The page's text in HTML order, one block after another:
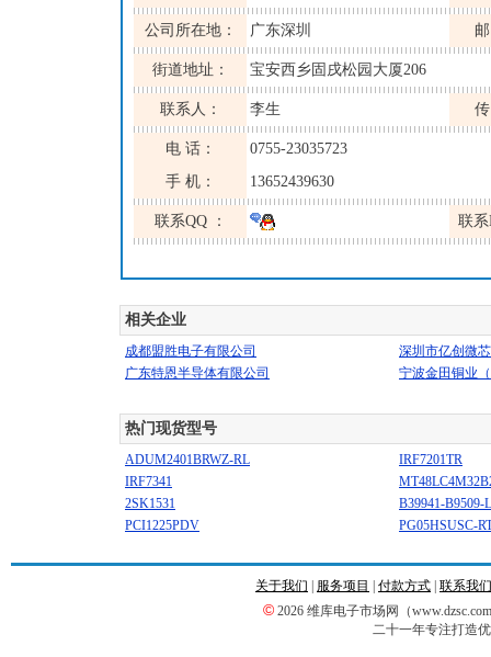
公司所在地： 广东深圳
街道地址： 宝安西乡固戌松园大厦206
联系人： 李生
电 话：
0755-23035723
手 机：
13652439630
联系QQ ： 联
相关企业
成都盟胜电子有限公司
深圳市亿创微
广东特恩半导体有限公司
宁波金田铜业
热门现货型号
ADUM2401BRWZ-RL
IRF7201TR
IRF7341
2SK1531
B39941-B9509-
PCI1225PDV
PG05HSUSC-
关于我们 服务项目 付款方式 联系我们
© 2026 维库电子市场网（
二十一年专注打造